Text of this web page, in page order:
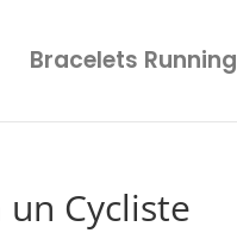
Bracelets Running
Cycliste